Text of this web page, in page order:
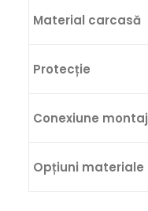
Material carcasă
Protecție
Conexiune montaj
Opțiuni materiale